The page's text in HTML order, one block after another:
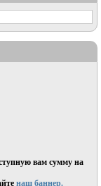
вам сумму на
наш баннер.